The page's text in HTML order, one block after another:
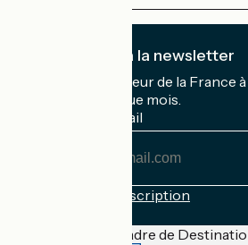
Je m'abonne à la newsletter
Recevez le meilleur de la France
boîte mail chaque mois.
Mon adresse mail
Conditions d'inscription
Financé dans le cadre de